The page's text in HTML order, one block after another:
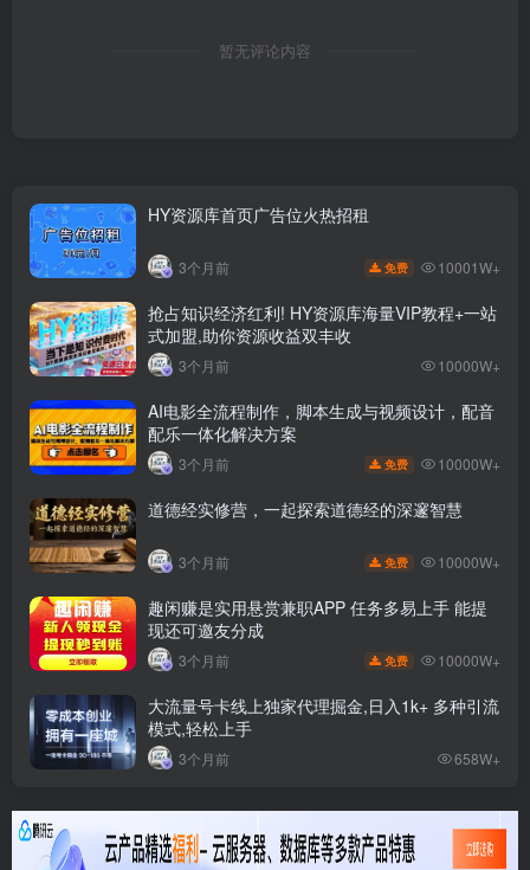
暂无评论内容
HY资源库首页广告位火热招租
3个月前 免费 10001W+
抢占知识经济红利! HY资源库海量VIP教程+一站
式加盟,助你资源收益双丰收
3个月前 10000W+
AI电影全流程制作，脚本生成与视频设计，配音
配乐一体化解决方案
3个月前 免费 10000W+
道德经实修营，一起探索道德经的深邃智慧
3个月前 免费 10000W+
趣闲赚是实用悬赏兼职APP 任务多易上手 能提
现还可邀友分成
3个月前 免费 10000W+
大流量号卡线上独家代理掘金,日入1k+ 多种引流
模式,轻松上手
3个月前 658W+